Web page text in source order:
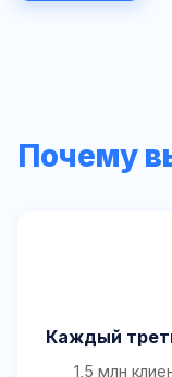
Почему
Каждый
1,5 млн